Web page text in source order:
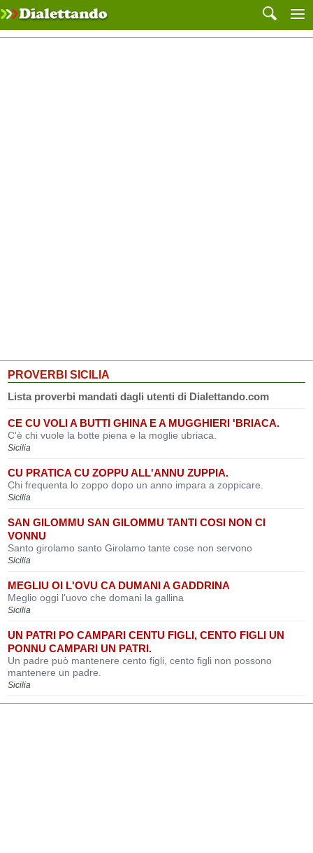
PROVERBI SICILIA
Lista proverbi mandati dagli utenti di Dialettando.com
CE CU VOLI A BUTTI GHINA E A MUGGHIERI 'BRIACA.
C'è chi vuole la botte piena e la moglie ubriaca.
Sicilia
CU PRATICA CU ZOPPU ALL'ANNU ZUPPIA.
Chi frequenta lo zoppo dopo un anno impara a zoppicare.
Sicilia
SAN GILOMMU SAN GILOMMU TANTI COSI NON CI
VONNU
Santo girolamo santo Girolamo tante cose non servono
Sicilia
MEGLIU OI L'OVU CA DUMANI A GADDRINA
Meglio oggi l'uovo che domani la gallina
Sicilia
UN PATRI PO CAMPARI CENTU FIGLI, CENTO FIGLI UN
PONNU CAMPARI UN PATRI.
Un padre può mantenere cento figli, cento figli non possono
mantenere un padre.
Sicilia